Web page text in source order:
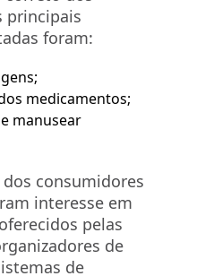
principais
foram:
medicamentos;
manusear
consumidores
interesse em
pelas
de
de